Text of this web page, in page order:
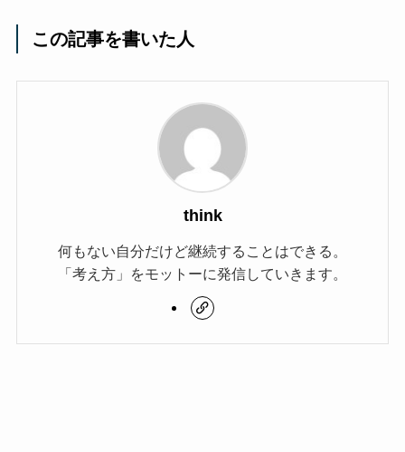
この記事を書いた人
think
何もない自分だけど継続することはできる。
「考え方」をモットーに発信していきます。